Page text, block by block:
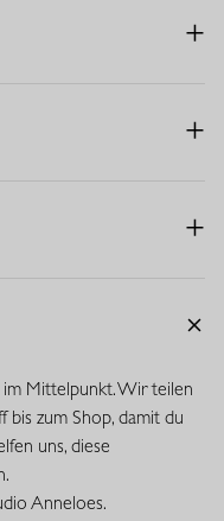
25% Elasthan)
Medium hat eine
ausgewogene
und behält zuverlässig
mit eleganter
im Mittelpunkt. Wir teilen
bis zum Shop, damit du
uns, diese
Anneloes.